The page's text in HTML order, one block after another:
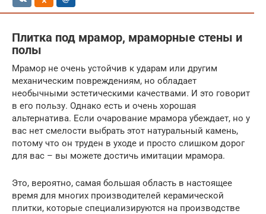
Плитка под мрамор, мраморные стены и
полы
Мрамор не очень устойчив к ударам или другим
механическим повреждениям, но обладает
необычными эстетическими качествами. И это говорит
в его пользу. Однако есть и очень хорошая
альтернатива. Если очарование мрамора убеждает, но у
вас нет смелости выбрать этот натуральный камень,
потому что он труден в уходе и просто слишком дорог
для вас – вы можете достичь имитации мрамора.
Это, вероятно, самая большая область в настоящее
время для многих производителей керамической
плитки, которые специализируются на производстве